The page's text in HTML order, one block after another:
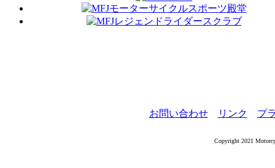
お問い合わせ リンク プ
Copyright 2021